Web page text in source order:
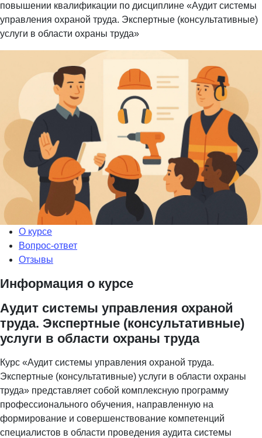
повышении квалификации по дисциплине «Аудит системы
управления охраной труда. Экспертные (консультативные)
услуги в области охраны труда»
О курсе
Вопрос-ответ
Отзывы
Информация о курсе
Аудит системы управления охраной
труда. Экспертные (консультативные)
услуги в области охраны труда
Курс «Аудит системы управления охраной труда.
Экспертные (консультативные) услуги в области охраны
труда» представляет собой комплексную программу
профессионального обучения, направленную на
формирование и совершенствование компетенций
специалистов в области проведения аудита системы